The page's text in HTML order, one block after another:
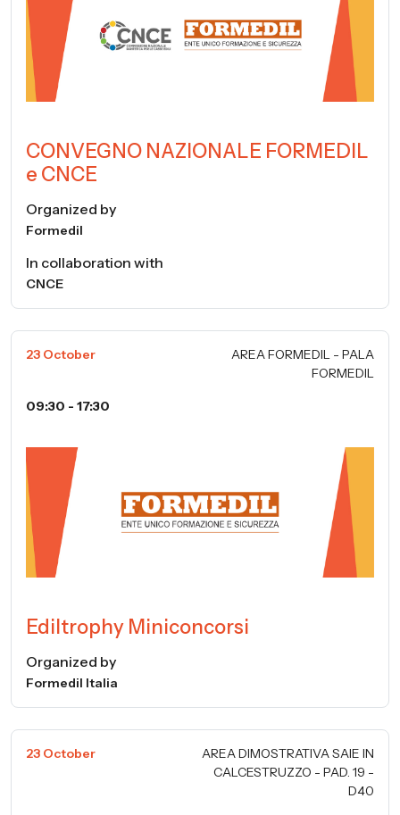
CONVEGNO NAZIONALE FORMEDIL
e CNCE
Organized by
Formedil
In collaboration with
CNCE
23 October
AREA FORMEDIL - PALA
FORMEDIL
09:30 - 17:30
Ediltrophy Miniconcorsi
Organized by
Formedil Italia
23 October
AREA DIMOSTRATIVA SAIE IN
CALCESTRUZZO - PAD. 19 -
D40